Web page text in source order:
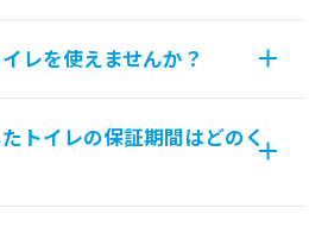
レを使えませんか？
トイレの保証期間はどのく